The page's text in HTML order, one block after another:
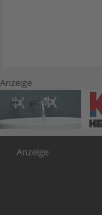
Anzeige
Anzeige